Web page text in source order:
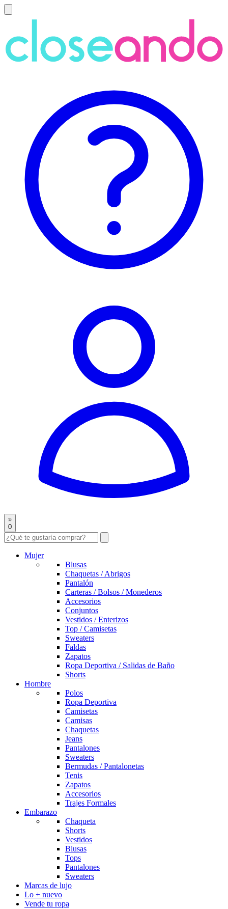
0
Mujer
Blusas
Chaquetas / Abrigos
Pantalón
Carteras / Bolsos / Monederos
Accesorios
Conjuntos
Vestidos / Enterizos
Top / Camisetas
Sweaters
Faldas
Zapatos
Ropa Deportiva / Salidas de Baño
Shorts
Hombre
Polos
Ropa Deportiva
Camisetas
Camisas
Chaquetas
Jeans
Pantalones
Sweaters
Bermudas / Pantalonetas
Tenis
Zapatos
Accesorios
Trajes Formales
Embarazo
Chaqueta
Shorts
Vestidos
Blusas
Tops
Pantalones
Sweaters
Marcas de lujo
Lo + nuevo
Vende tu ropa